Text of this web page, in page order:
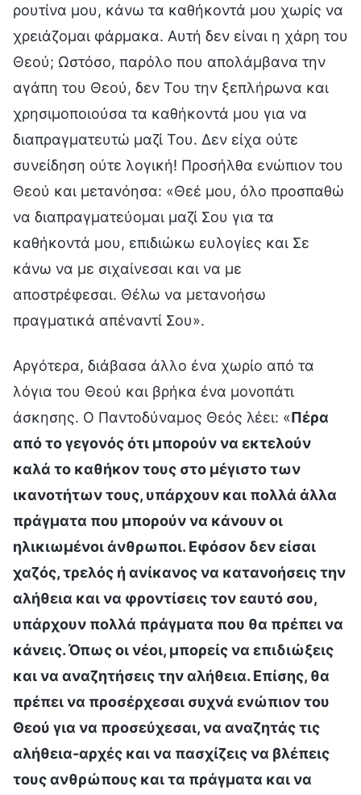
ρουτίνα μου, κάνω τα καθήκοντά μου χωρίς να
χρειάζομαι φάρμακα. Αυτή δεν είναι η χάρη του
Θεού; Ωστόσο, παρόλο που απολάμβανα την
αγάπη του Θεού, δεν Του την ξεπλήρωνα και
χρησιμοποιούσα τα καθήκοντά μου για να
διαπραγματευτώ μαζί Του. Δεν είχα ούτε
συνείδηση ούτε λογική! Προσήλθα ενώπιον του
Θεού και μετανόησα: «Θεέ μου, όλο προσπαθώ
να διαπραγματεύομαι μαζί Σου για τα
καθήκοντά μου, επιδιώκω ευλογίες και Σε
κάνω να με σιχαίνεσαι και να με
αποστρέφεσαι. Θέλω να μετανοήσω
πραγματικά απέναντί Σου».
Αργότερα, διάβασα άλλο ένα χωρίο από τα
λόγια του Θεού και βρήκα ένα μονοπάτι
άσκησης. Ο Παντοδύναμος Θεός λέει: «Πέρα
από το γεγονός ότι μπορούν να εκτελούν
καλά το καθήκον τους στο μέγιστο των
ικανοτήτων τους, υπάρχουν και πολλά άλλα
πράγματα που μπορούν να κάνουν οι
ηλικιωμένοι άνθρωποι. Εφόσον δεν είσαι
χαζός, τρελός ή ανίκανος να κατανοήσεις την
αλήθεια και να φροντίσεις τον εαυτό σου,
υπάρχουν πολλά πράγματα που θα πρέπει να
κάνεις. Όπως οι νέοι, μπορείς να επιδιώξεις
και να αναζητήσεις την αλήθεια. Επίσης, θα
πρέπει να προσέρχεσαι συχνά ενώπιον του
Θεού για να προσεύχεσαι, να αναζητάς τις
αλήθεια-αρχές και να πασχίζεις να βλέπεις
τους ανθρώπους και τα πράγματα και να